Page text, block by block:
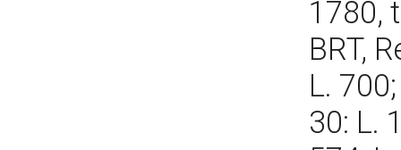
1780,
BRT,
L.
30: L.